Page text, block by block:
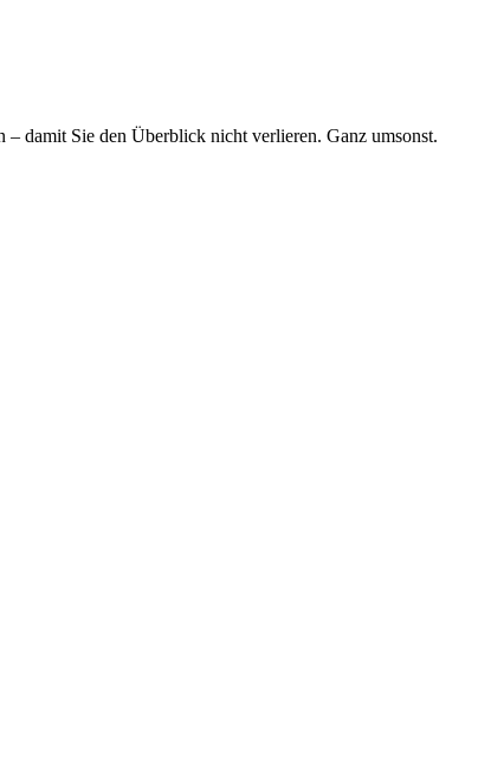
damit Sie den Überblick nicht verlieren. Ganz umsonst.